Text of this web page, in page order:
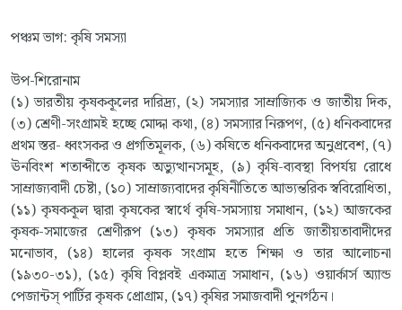
পঞ্চম ভাগ: কৃষি সমস্যা
উপ-শিরোনাম
(১) ভারতীয় কৃষককূলের দারিদ্র্য, (২) সমস্যার সাম্রাজ্যিক ও জাতীয় দিক,
(৩) শ্রেণী-সংগ্রামই হচ্ছে মোদ্দা কথা, (৪) সমস্যার নিরূপণ, (৫) ধনিকবাদের
প্রথম স্তর- ধ্বংসকর ও প্রগতিমূলক, (৬) কষিতে ধনিকবাদের অনুপ্রবেশ, (৭)
ঊনবিংশ শতাব্দীতে কৃষক অভ্যুত্থানসমূহ, (৯) কৃষি-ব্যবস্থা বিপর্যয় রোধে
সাম্রাজ্যবাদী চেষ্টা, (১০) সাম্রাজ্যবাদের কৃষিনীতিতে আভ্যন্তরিক স্ববিরোধিতা,
(১১) কৃষককূল দ্বারা কৃষকের স্বার্থে কৃষি-সমস্যায় সমাধান, (১২) আজকের
কৃষক-সমাজের শ্রেণীরূপ (১৩) কৃষক সমস্যার প্রতি জাতীয়তাবাদীদের
মনোভাব, (১৪) হালের কৃষক সংগ্রাম হতে শিক্ষা ও তার আলোচনা
(১৯৩০-৩১), (১৫) কৃষি বিপ্লবই একমাত্র সমাধান, (১৬) ওয়ার্কার্স অ্যান্ড
পেজান্টস্ পার্টির কৃষক প্রোগ্রাম, (১৭) কৃষির সমাজবাদী পুনর্গঠন।